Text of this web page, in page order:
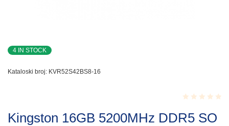
4 IN STOCK
Kataloski broj: KVR52S42BS8-16
0.001
Kingston 16GB 5200MHz DDR5 SO